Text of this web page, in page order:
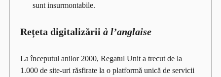
sunt insurmontabile.
Rețeta digitalizării à l’anglaise
La începutul anilor 2000, Regatul Unit a trecut de la
1.000 de site-uri răsfirate la o platformă unică de servicii